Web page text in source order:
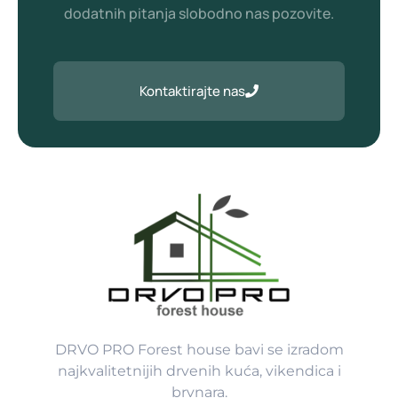
dodatnih pitanja slobodno nas pozovite.
Kontaktirajte nas
DRVO PRO Forest house bavi se izradom
najkvalitetnijih drvenih kuća, vikendica i
brvnara.